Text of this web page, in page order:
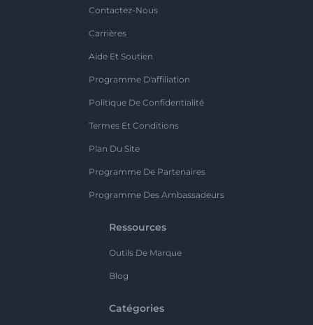
Contactez-Nous
Carrières
Aide Et Soutien
Programme D'affiliation
Politique De Confidentialité
Termes Et Conditions
Plan Du Site
Programme De Partenaires
Programme Des Ambassadeurs
Ressources
Outils De Marque
Blog
Catégories